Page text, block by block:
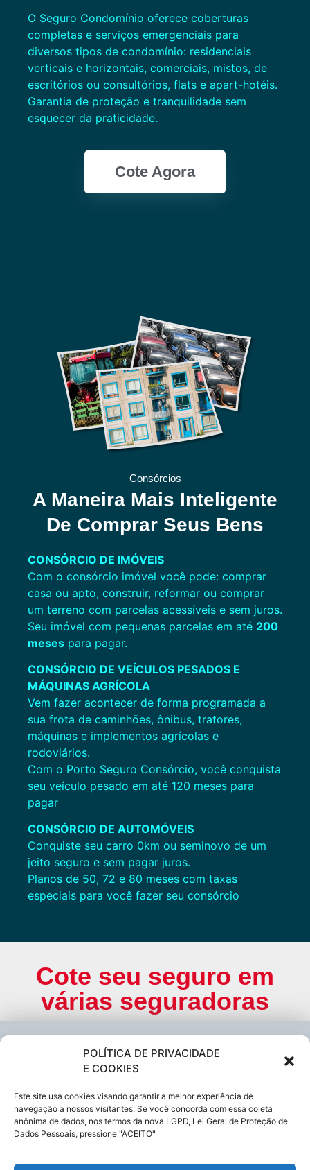
POLÍTICA DE PRIVACIDADE
E COOKIES
Este site usa cookies visando garantir a melhor experiência de
navegação a nossos visitantes. Se você concorda com essa coleta
anônima de dados, nos termos da nova LGPD, Lei Geral de Proteção de
Dados Pessoais, pressione "ACEITO"
O Seguro Condomínio oferece coberturas
completas e serviços emergenciais para
diversos tipos de condomínio: residenciais
verticais e horizontais, comerciais, mistos, de
escritórios ou consultórios, flats e apart-hotéis.
Garantia de proteção e tranquilidade sem
esquecer da praticidade.
Cote Agora
Consórcios
A Maneira Mais Inteligente
De Comprar Seus Bens
CONSÓRCIO DE IMÓVEIS
Com o consórcio imóvel você pode: comprar
casa ou apto, construir, reformar ou comprar
um terreno com parcelas acessíveis e sem juros.
Seu imóvel com pequenas parcelas em até 200
meses para pagar.
CONSÓRCIO DE VEÍCULOS PESADOS E
MÁQUINAS AGRÍCOLA
Vem fazer acontecer de forma programada a
sua frota de caminhões, ônibus, tratores,
máquinas e implementos agrícolas e
rodoviários.
Com o Porto Seguro Consórcio, você conquista
seu veículo pesado em até 120 meses para
pagar
CONSÓRCIO DE AUTOMÓVEIS
Conquiste seu carro 0km ou seminovo de um
jeito seguro e sem pagar juros.
Planos de 50, 72 e 80 meses com taxas
especiais para você fazer seu consórcio
Cote seu seguro em
várias seguradoras
Cote online ou
peça via
WhatsApp